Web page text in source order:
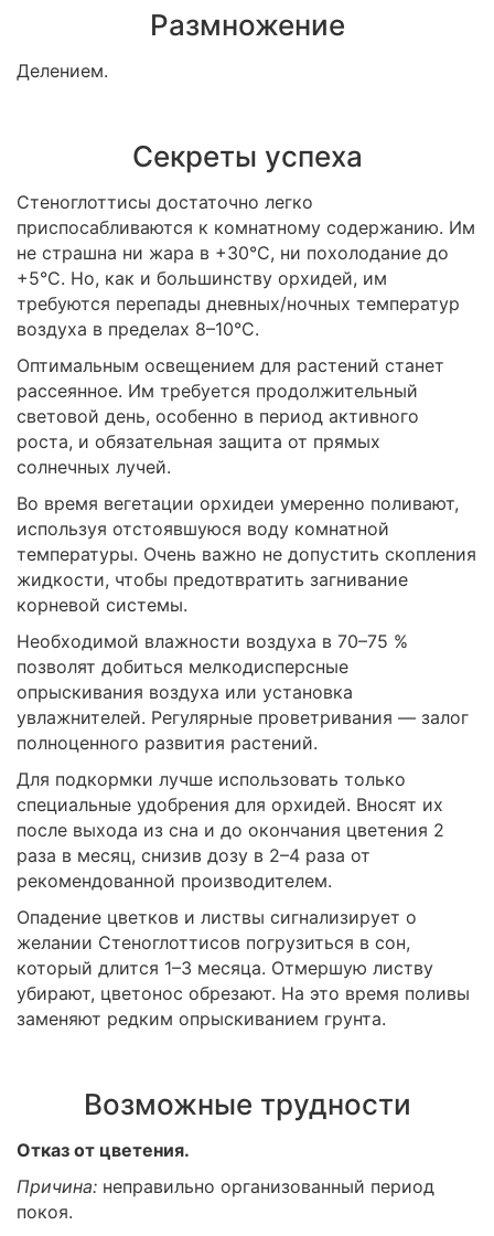
Размножение
Делением.
Секреты успеха
Стеноглоттисы достаточно легко
приспосабливаются к комнатному содержанию. Им
не страшна ни жара в +30°C, ни похолодание до
+5°C. Но, как и большинству орхидей, им
требуются перепады дневных/ночных температур
воздуха в пределах 8–10°C.
Оптимальным освещением для растений станет
рассеянное. Им требуется продолжительный
световой день, особенно в период активного
роста, и обязательная защита от прямых
солнечных лучей.
Во время вегетации орхидеи умеренно поливают,
используя отстоявшуюся воду комнатной
температуры. Очень важно не допустить скопления
жидкости, чтобы предотвратить загнивание
корневой системы.
Необходимой влажности воздуха в 70–75 %
позволят добиться мелкодисперсные
опрыскивания воздуха или установка
увлажнителей. Регулярные проветривания — залог
полноценного развития растений.
Для подкормки лучше использовать только
специальные удобрения для орхидей. Вносят их
после выхода из сна и до окончания цветения 2
раза в месяц, снизив дозу в 2–4 раза от
рекомендованной производителем.
Опадение цветков и листвы сигнализирует о
желании Стеноглоттисов погрузиться в сон,
который длится 1–3 месяца. Отмершую листву
убирают, цветонос обрезают. На это время поливы
заменяют редким опрыскиванием грунта.
Возможные трудности
Отказ от цветения.
Причина: неправильно организованный период
покоя.